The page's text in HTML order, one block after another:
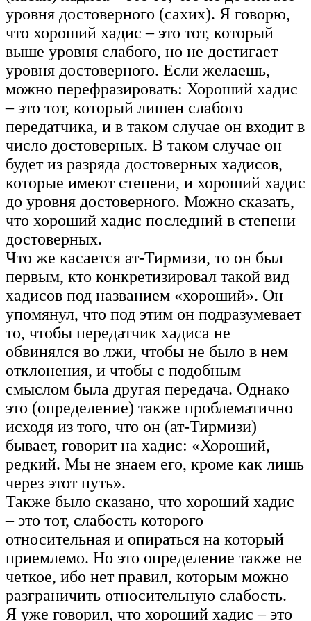
уровня достоверного (сахих). Я говорю,
что хороший хадис – это тот, который
выше уровня слабого, но не достигает
уровня достоверного. Если желаешь,
можно перефразировать: Хороший хадис
– это тот, который лишен слабого
передатчика, и в таком случае он входит в
число достоверных. В таком случае он
будет из разряда достоверных хадисов,
которые имеют степени, и хороший хадис
до уровня достоверного. Можно сказать,
что хороший хадис последний в степени
достоверных.
Что же касается ат-Тирмизи, то он был
первым, кто конкретизировал такой вид
хадисов под названием «хороший». Он
упомянул, что под этим он подразумевает
то, чтобы передатчик хадиса не
обвинялся во лжи, чтобы не было в нем
отклонения, и чтобы с подобным
смыслом была другая передача. Однако
это (определение) также проблематично
исходя из того, что он (ат-Тирмизи)
бывает, говорит на хадис: «Хороший,
редкий. Мы не знаем его, кроме как лишь
через этот путь».
Также было сказано, что хороший хадис
– это тот, слабость которого
относительная и опираться на который
приемлемо. Но это определение также не
четкое, ибо нет правил, которым можно
разграничить относительную слабость.
Я уже говорил, что хороший хадис – это